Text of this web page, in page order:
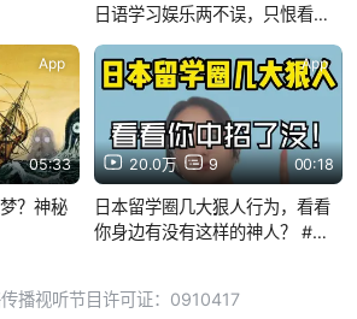
日语学习娱乐两不误，只恨看得
05:33
App
？神秘
20.0万 9 00:18
App
日本留学圈几大狠人行为，看看
你身边有没有这样的神人？ #日
播视听节目许可证：0910417